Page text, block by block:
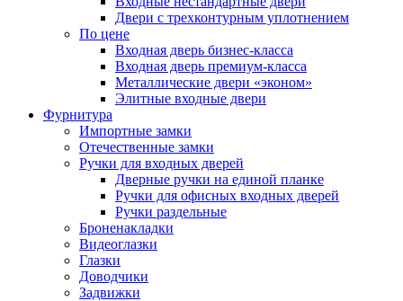
Двери с трехконтурным уплотнением
По цене
Входная дверь бизнес-класса
Входная дверь премиум-класса
Металлические двери «эконом»
Элитные входные двери
Фурнитура
Импортные замки
Отечественные замки
Ручки для входных дверей
Дверные ручки на единой планке
Ручки для офисных входных дверей
Ручки раздельные
Броненакладки
Видеоглазки
Глазки
Доводчики
Задвижки